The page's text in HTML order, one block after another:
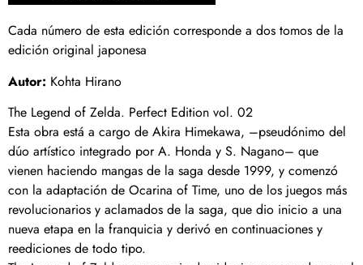
Cada número de esta edición corresponde a dos tomos de la
edición original japonesa
Autor: Kohta Hirano
The Legend of Zelda. Perfect Edition vol. 02
Esta obra está a cargo de Akira Himekawa, –pseudónimo del
dúo artístico integrado por A. Honda y S. Nagano– que
vienen haciendo mangas de la saga desde 1999, y comenzó
con la adaptación de Ocarina of Time, uno de los juegos más
revolucionarios y aclamados de la saga, que dio inicio a una
nueva etapa en la franquicia y derivó en continuaciones y
reediciones de todo tipo.